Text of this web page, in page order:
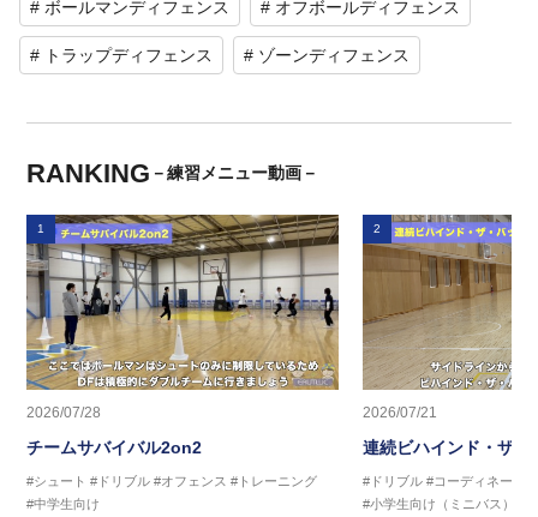
# ボールマンディフェンス # オフボールディフェンス
# トラップディフェンス # ゾーンディフェンス
RANKING －練習メニュー動画－
1
2026/07/28
チームサバイバル2on2
#シュート #ドリブル #オフェンス #トレーニング
#中学生向け
2
2026/07/21
連続ビハインド・ザ・
#ドリブル #コーディネーシ
#小学生向け（ミニバス）